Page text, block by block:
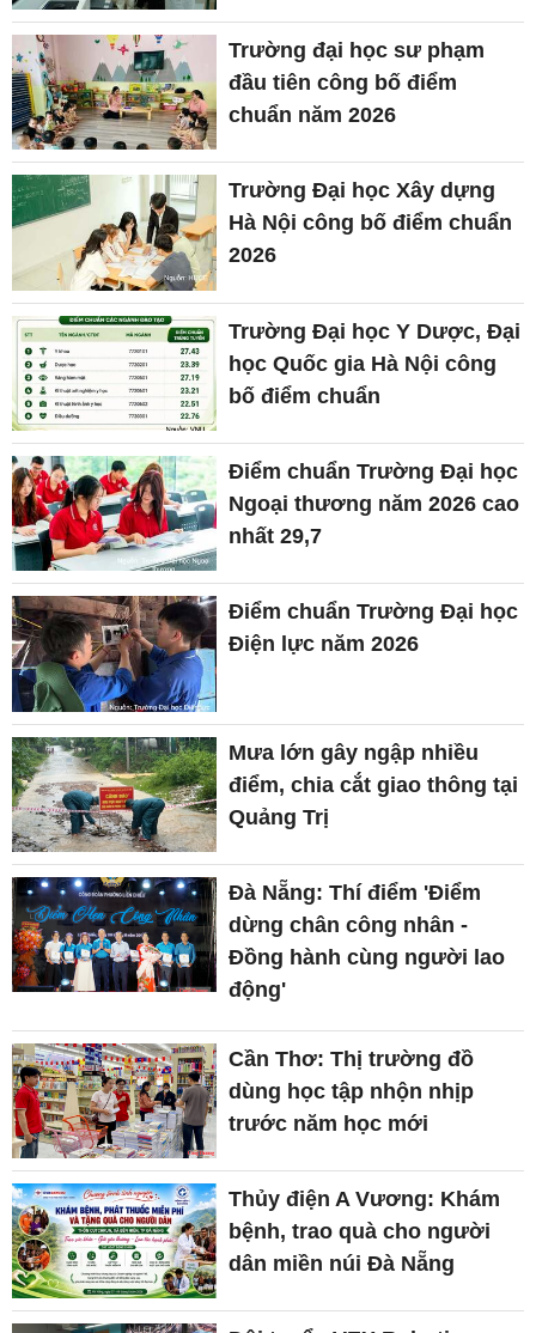
Trường đại học sư phạm
đầu tiên công bố điểm
chuẩn năm 2026
Trường Đại học Xây dựng
Hà Nội công bố điểm chuẩn
2026
Trường Đại học Y Dược, Đại
học Quốc gia Hà Nội công
bố điểm chuẩn
Điểm chuẩn Trường Đại học
Ngoại thương năm 2026 cao
nhất 29,7
Điểm chuẩn Trường Đại học
Điện lực năm 2026
Mưa lớn gây ngập nhiều
điểm, chia cắt giao thông tại
Quảng Trị
Đà Nẵng: Thí điểm 'Điểm
dừng chân công nhân -
Đồng hành cùng người lao
động'
Cần Thơ: Thị trường đồ
dùng học tập nhộn nhịp
trước năm học mới
Thủy điện A Vương: Khám
bệnh, trao quà cho người
dân miền núi Đà Nẵng